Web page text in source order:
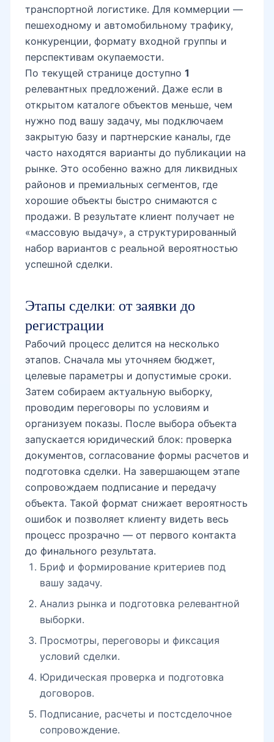
транспортной логистике. Для коммерции —
пешеходному и автомобильному трафику,
конкуренции, формату входной группы и
перспективам окупаемости.
По текущей странице доступно 1
релевантных предложений. Даже если в
открытом каталоге объектов меньше, чем
нужно под вашу задачу, мы подключаем
закрытую базу и партнерские каналы, где
часто находятся варианты до публикации на
рынке. Это особенно важно для ликвидных
районов и премиальных сегментов, где
хорошие объекты быстро снимаются с
продажи. В результате клиент получает не
«массовую выдачу», а структурированный
набор вариантов с реальной вероятностью
успешной сделки.
Этапы сделки: от заявки до
регистрации
Рабочий процесс делится на несколько
этапов. Сначала мы уточняем бюджет,
целевые параметры и допустимые сроки.
Затем собираем актуальную выборку,
проводим переговоры по условиям и
организуем показы. После выбора объекта
запускается юридический блок: проверка
документов, согласование формы расчетов и
подготовка сделки. На завершающем этапе
сопровождаем подписание и передачу
объекта. Такой формат снижает вероятность
ошибок и позволяет клиенту видеть весь
процесс прозрачно — от первого контакта
до финального результата.
Бриф и формирование критериев под
вашу задачу.
Анализ рынка и подготовка релевантной
выборки.
Просмотры, переговоры и фиксация
условий сделки.
Юридическая проверка и подготовка
договоров.
Подписание, расчеты и постсделочное
сопровождение.